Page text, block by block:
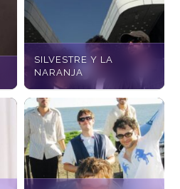
SILVESTRE Y LA
NARANJA